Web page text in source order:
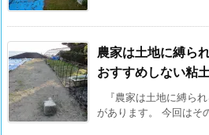
農家は土地に縛ら
おすすめしない粘
『農家は土地に縛ら
があります。 今回はそ